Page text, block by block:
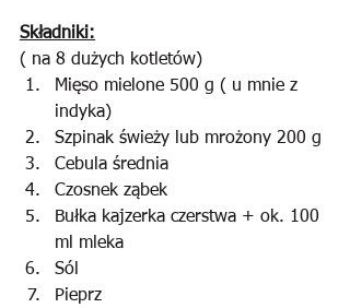
Składniki:
( na 8 dużych kotletów)
Mięso mielone 500 g ( u mnie z
indyka)
Szpinak świeży lub mrożony 200 g
Cebula średnia
Czosnek ząbek
Bułka kajzerka czerstwa + ok. 100
ml mleka
Sól
Pieprz